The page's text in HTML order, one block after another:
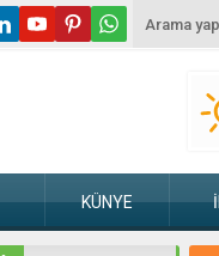
KÜNYE